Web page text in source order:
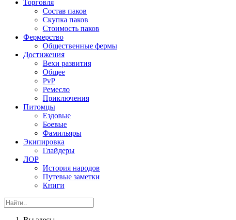
Торговля
Состав паков
Скупка паков
Стоимость паков
Фермерство
Общественные фермы
Достижения
Вехи развития
Общее
PvP
Ремесло
Приключения
Питомцы
Ездовые
Боевые
Фамильяры
Экипировка
Глайдеры
ЛОР
История народов
Путевые заметки
Книги